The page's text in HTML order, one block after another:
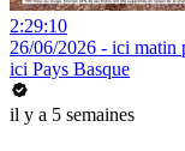
2:29:10
26/06/2026 - ici matin
ici Pays Basque
il y a 5 semaines